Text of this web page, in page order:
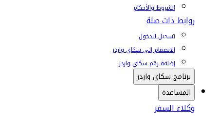
الشروط والأحكام
روابط ذات صلة
تسجيل الدخول
الانضمام إلى سكاي واردز
إضافة رقم سكاي واردز
برنامج سكاي واردز
المساعدة
وكلاء السفر